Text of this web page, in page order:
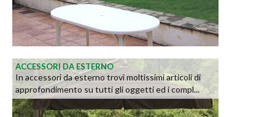
ACCESSORI DA ESTERNO
In accessori da esterno trovi moltissimi articoli di
approfondimento su tutti gli oggetti ed i compl...